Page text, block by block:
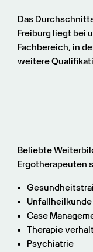
Das
Freiburg liegt bei
Fachbereich, in
weitere
Beliebte
Ergotherapeuten
Unfallheilkunde
Case
Therapie
Psychiatrie